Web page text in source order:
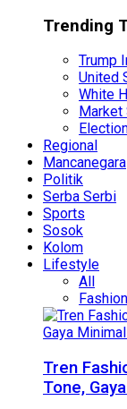
Trending
Trump
United
White
Regional
Mancanegara
Politik
Serba Serbi
Sports
Sosok
Kolom
Lifestyle
All
Fashion
Tren
Tone,